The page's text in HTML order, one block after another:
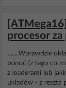
procesor za
........Wprawdzie
ponoć (z tego co
z loaderami lub
układów - z